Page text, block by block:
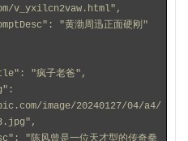
v_yxilcn2vaw.html",
"promptDesc": "黄渤周迅正面硬刚"
"title": "疯子老爸",
image/20240127/04/a4/